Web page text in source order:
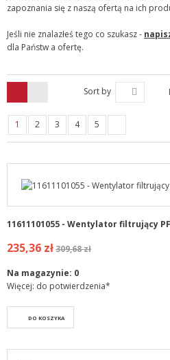
zapoznania się z naszą ofertą na ich
Jeśli nie znalazłeś tego co szukasz -
dla Państw a ofertę.
Sort by
1 2 3 4 5
11611101055 - Wentylator filtrujący PF
235,36 zł309,68 zł
Na magazynie: 0
Więcej: do potwierdzenia*
DO KOSZYKA